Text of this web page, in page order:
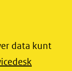
data kunt